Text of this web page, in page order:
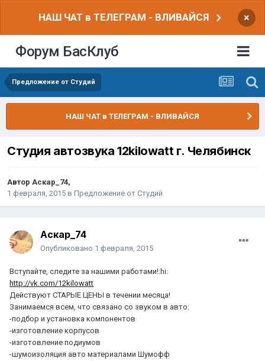
НАШ ЧАТ в ТЕЛЕГРАМ - ВЛИВАЙСЯ ×
Форум БасКлуб
Предложение от Студий
НАШ ЧАТ в ТЕЛЕГРАМ - ВЛИВАЙСЯ
Студия автозвука 12kilowatt г. Челябинск
Автор Аскар_74,
1 февраля, 2015 в Предложение от Студий
Аскар_74
Опубликовано 1 февраля, 2015
Вступайте, следите за нашими работами!:hi:
http://vk.com/12kilowatt
Действуют СТАРЫЕ ЦЕНЫ в течении месяца!
Занимаемся всем, что связано со звуком в авто:
-подбор и установка компонентов
-изготовление корпусов
-изготовление подиумов
-шумоизоляция авто материалами Шумофф